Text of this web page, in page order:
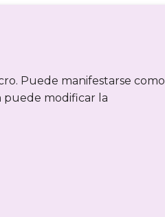
Puede manifestarse como
puede modificar la